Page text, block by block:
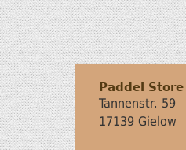
Paddel Store
Tannenstr. 59
17139 Gielow